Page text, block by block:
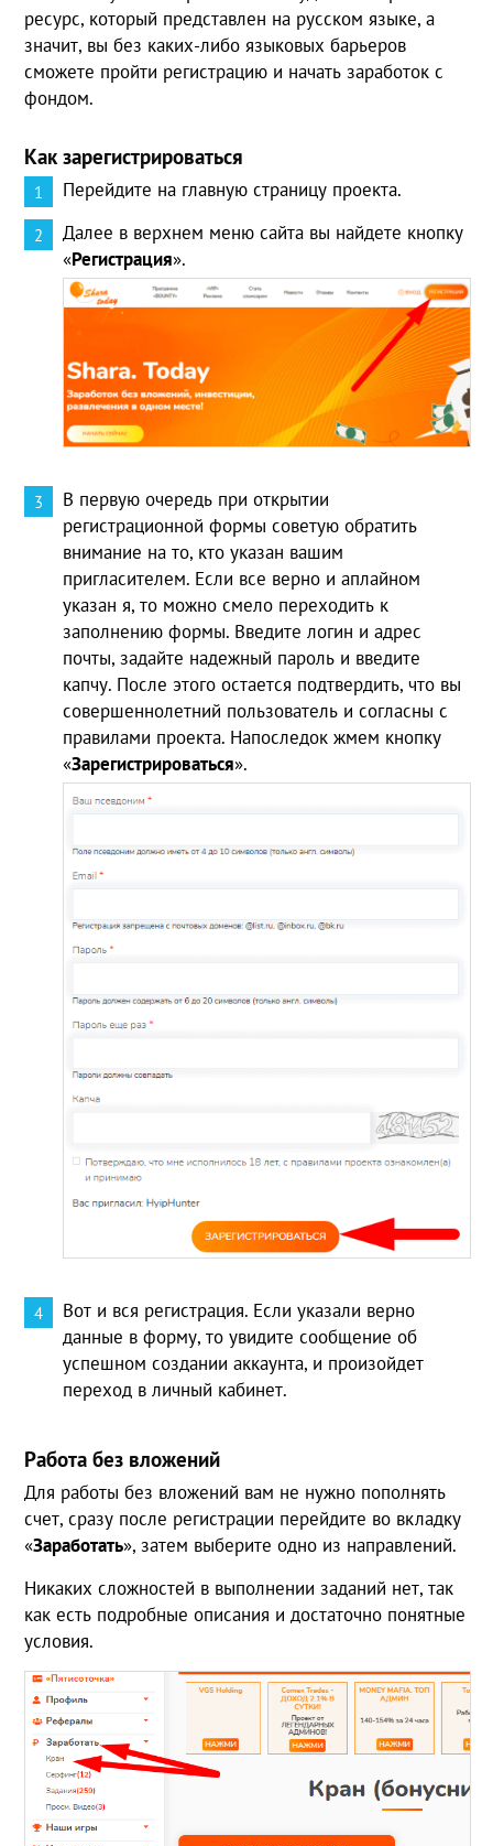
ресурс, который представлен на русском языке, а
значит, вы без каких-либо языковых барьеров
сможете пройти регистрацию и начать заработок с
фондом.
Как зарегистрироваться
Перейдите на главную страницу проекта.
Далее в верхнем меню сайта вы найдете кнопку
«Регистрация».
В первую очередь при открытии
регистрационной формы советую обратить
внимание на то, кто указан вашим
пригласителем. Если все верно и аплайном
указан я, то можно смело переходить к
заполнению формы. Введите логин и адрес
почты, задайте надежный пароль и введите
капчу. После этого остается подтвердить, что вы
совершеннолетний пользователь и согласны с
правилами проекта. Напоследок жмем кнопку
«Зарегистрироваться».
Вот и вся регистрация. Если указали верно
данные в форму, то увидите сообщение об
успешном создании аккаунта, и произойдет
переход в личный кабинет.
Работа без вложений
Для работы без вложений вам не нужно пополнять
счет, сразу после регистрации перейдите во вкладку
«Заработать», затем выберите одно из направлений.
Никаких сложностей в выполнении заданий нет, так
как есть подробные описания и достаточно понятные
условия.